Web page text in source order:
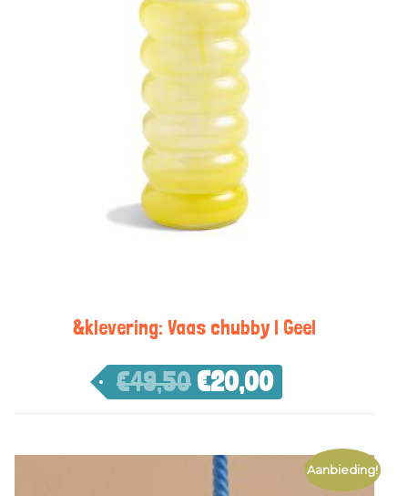
&klevering: Vaas chubby | Geel
€49,50 €20,00
Aanbieding!